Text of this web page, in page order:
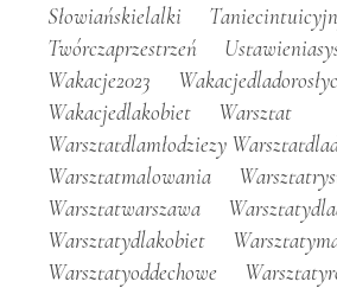
Słowiańskielalki
Twórczaprzestrzeń
Wakacje2023
Wakacjedlakobiet
Warsztat
Warsztatdlamłodziezy
Warsztatmalowania
Warsztatwarszawa
Warsztatydlakobiet
Warsztatyoddechowe